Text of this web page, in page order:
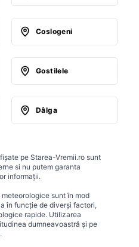
Coslogeni
Gostilele
Dâlga
pe Starea-Vremii.ro sunt
si nu putem garanta
informații.
sunt în mod
în funcție de diverși factori,
rapide. Utilizarea
dumneavoastră și pe